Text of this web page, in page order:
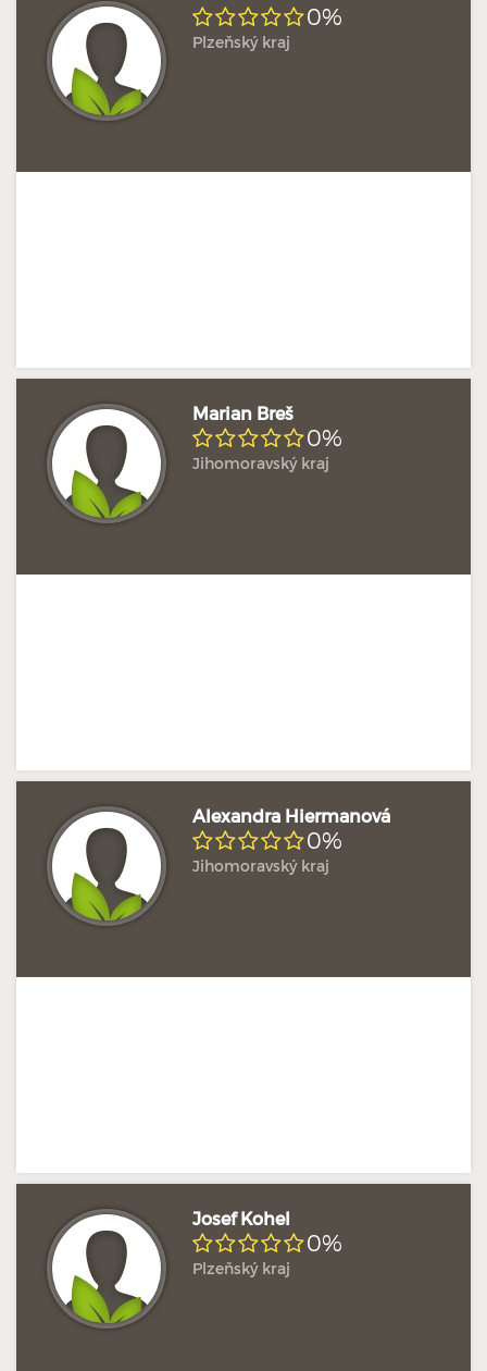
0%
Plzeňský kraj
Marian Breš
0%
Jihomoravský kraj
Alexandra Hiermanová
0%
Jihomoravský kraj
Doposud žádné hodnocení
Josef Kohel
0%
Plzeňský kraj
Doposud žádné hodnocení
Doposud žádné hodnocení
Doposud žádné hodnocení